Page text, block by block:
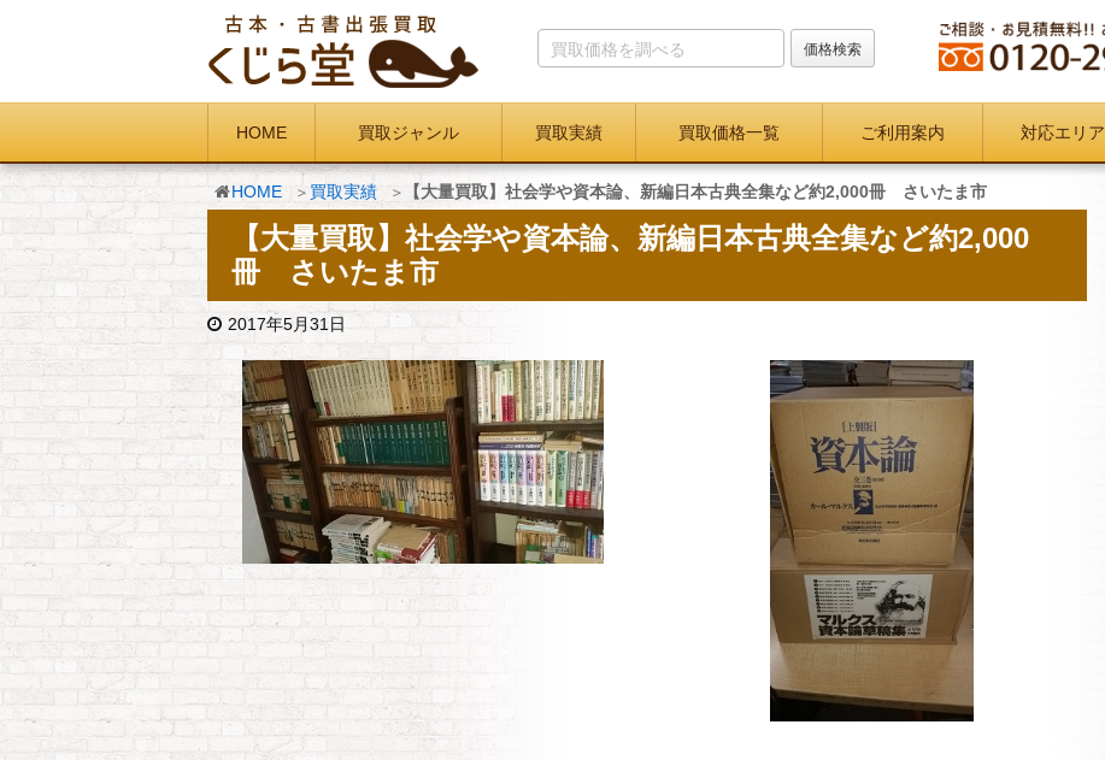
HOME 買取ジャンル 買取実績 買取価格一覧 ご利用案内 対応エリア
HOME 買取実績 【大量買取】社会学や資本論、新編日本古典全集など約2,000冊 さいたま市
【大量買取】社会学や資本論、新編日本古典全集など約2,000
冊 さいたま市
2017年5月31日